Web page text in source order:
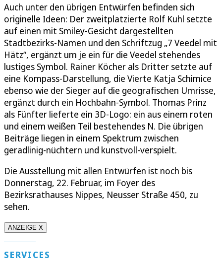
Auch unter den übrigen Entwürfen befinden sich
originelle Ideen: Der zweitplatzierte Rolf Kuhl setzte
auf einen mit Smiley-Gesicht dargestellten
Stadtbezirks-Namen und den Schriftzug „7 Veedel mit
Hätz“, ergänzt um je ein für die Veedel stehendes
lustiges Symbol. Rainer Köcher als Dritter setzte auf
eine Kompass-Darstellung, die Vierte Katja Schimice
ebenso wie der Sieger auf die geografischen Umrisse,
ergänzt durch ein Hochbahn-Symbol. Thomas Prinz
als Fünfter lieferte ein 3D-Logo: ein aus einem roten
und einem weißen Teil bestehendes N. Die übrigen
Beiträge liegen in einem Spektrum zwischen
geradlinig-nüchtern und kunstvoll-verspielt.
Die Ausstellung mit allen Entwürfen ist noch bis
Donnerstag, 22. Februar, im Foyer des
Bezirksrathauses Nippes, Neusser Straße 450, zu
sehen.
ANZEIGE X
SERVICES